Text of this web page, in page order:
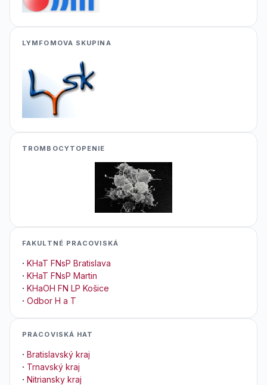
LYMFOMOVA SKUPINA
TROMBOCYTOPENIE
FAKULTNÉ PRACOVISKÁ
· KHaT FNsP Bratislava
· KHaT FNsP Martin
· KHaOH FN LP Košice
· Odbor H a T
PRACOVISKÁ HAT
· Bratislavský kraj
· Trnavský kraj
· Nitriansky kraj